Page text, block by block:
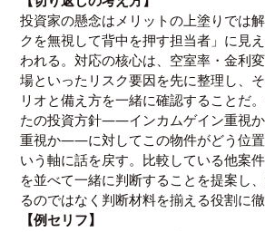
投資家の懸念はメリットの上塗りでは
クを無視して背中を押す担当者」に見
われる。対応の核心は、空室率・金利
場といったリスク要因を先に整理し、
リオと備え方を一緒に確認することだ
たの投資方針——インカムゲイン重視
重視か——に対してこの物件がどう位置
いう軸に話を戻す。比較している他案
を並べて一緒に判断することを提案し
るのではなく判断材料を揃える役割に徹
【例セリフ】